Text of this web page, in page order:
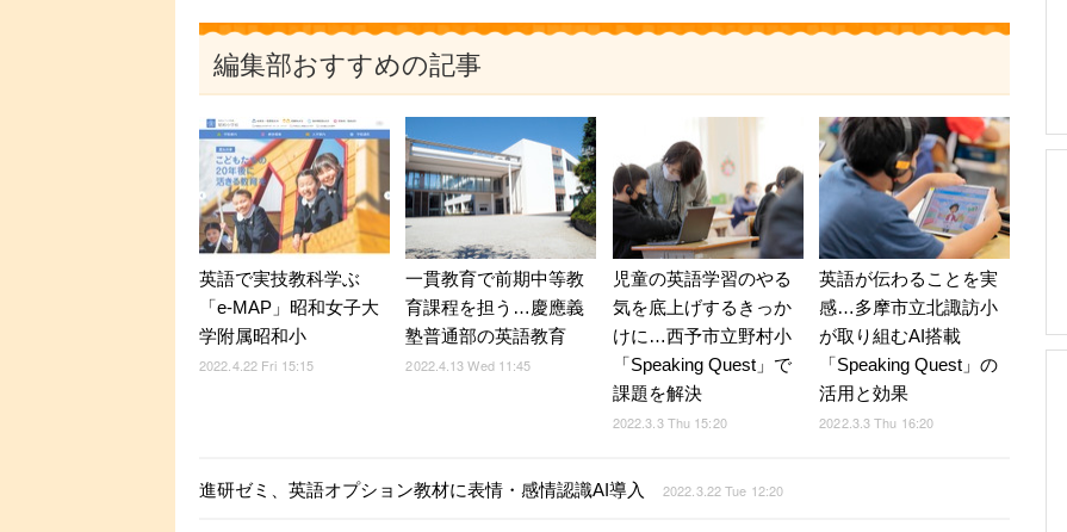
編集部おすすめの記事
英語で実技教科学ぶ
「e-MAP」昭和女子大
学附属昭和小
2022.4.22 Fri 15:15
一貫教育で前期中等教
育課程を担う…慶應義
塾普通部の英語教育
2022.4.13 Wed 11:45
児童の英語学習のやる
気を底上げするきっか
けに…西予市立野村小
「Speaking Quest」で
課題を解決
2022.3.3 Thu 15:20
英語が伝わることを実
感…多摩市立北諏訪小
が取り組むAI搭載
「Speaking Quest」の
活用と効果
2022.3.3 Thu 16:20
進研ゼミ、英語オプション教材に表情・感情認識AI導入 2022.3.22 Tue 12:20